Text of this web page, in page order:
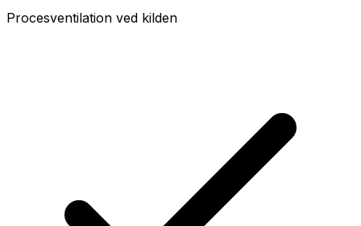
Procesventilation ved kilden